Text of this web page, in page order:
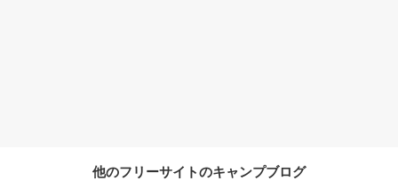
他のフリーサイトのキャンプブログ